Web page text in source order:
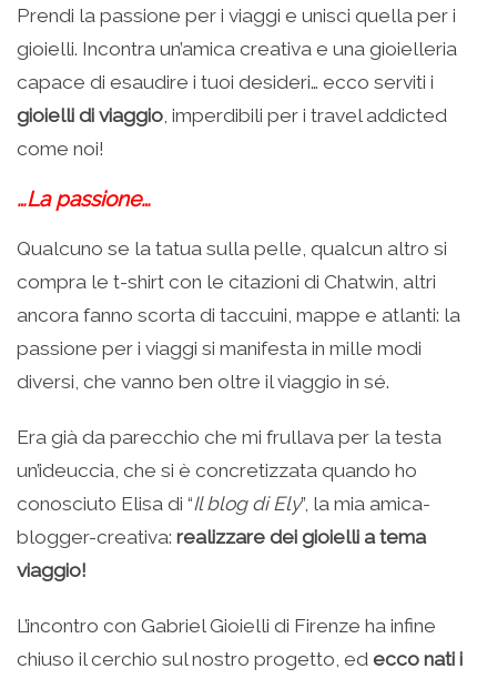
su
Facebook
(Si
apre
una
nuova
finestra)
condividere
su
Twitter
(Si
in
una
nuova
finestra)
condividere
su
Google+
(Si
in
una
nuova
finestra)
condividere
su
(Si
in
una
nuova
finestra)
stampare
(Si
apre
in
nuova
finestra)
Prendi la passione per i viaggi e unisci quella per i
gioielli. Incontra un’amica creativa e una gioielleria
capace di esaudire i tuoi desideri… ecco serviti i
gioielli di viaggio , imperdibili per i travel addicted
come noi!
…La passione…
Qualcuno se la tatua sulla pelle, qualcun altro si
compra le t-shirt con le citazioni di Chatwin, altri
ancora fanno scorta di taccuini, mappe e atlanti: la
passione per i viaggi si manifesta in mille modi
diversi, che vanno ben oltre il viaggio in sé.
Era già da parecchio che mi frullava per la testa
un’ideuccia, che si è concretizzata quando ho
conosciuto Elisa di “Il blog di Ely”, la mia amica-
blogger-creativa: realizzare dei gioielli a tema
viaggio!
L’incontro con Gabriel Gioielli di Firenze ha infine
chiuso il cerchio sul nostro progetto, ed ecco nati i